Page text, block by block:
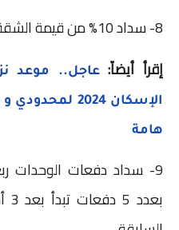
8- سداد 10% من قيمة الشقة خلال 3 أشهر من تاريخ الحجز.
إقرأ أيضاً:عاجل.. موعد
الإسكان 2024
هامة